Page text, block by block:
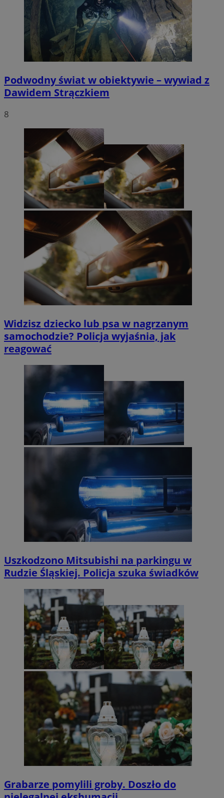
Podwodny świat w obiektywie – wywiad z
Dawidem Strączkiem
8
Widzisz dziecko lub psa w nagrzanym
samochodzie? Policja wyjaśnia, jak
reagować
Uszkodzono Mitsubishi na parkingu w
Rudzie Śląskiej. Policja szuka świadków
Grabarze pomylili groby. Doszło do